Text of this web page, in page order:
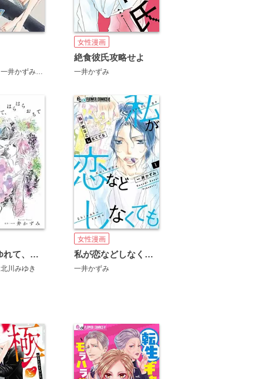
一井かずみ 湯町深 粒見よう子
女性漫画
絶食彼氏攻略せよ
一井かずみ
ふわふわゆれて、はらはらおちて
北川みゆき
女性漫画
私が恋などしなくても
一井かずみ